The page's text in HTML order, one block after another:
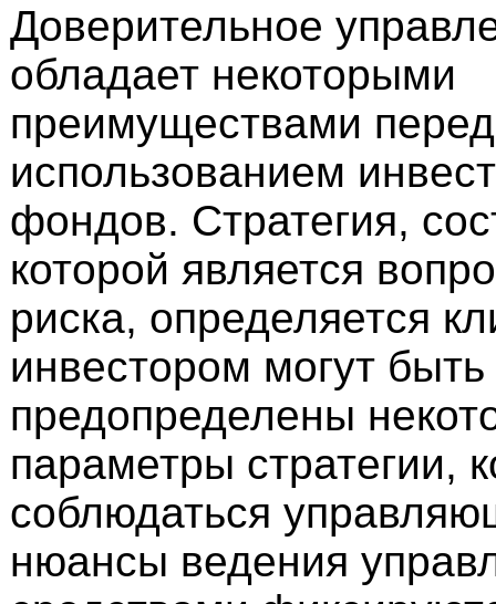
Доверительное
обладает некоторыми
преимуществами перед
использованием
фондов. Стратегия,
которой является
риска, определяется
инвестором могут быть
предопределены
параметры стратегии,
соблюдаться
нюансы ведения